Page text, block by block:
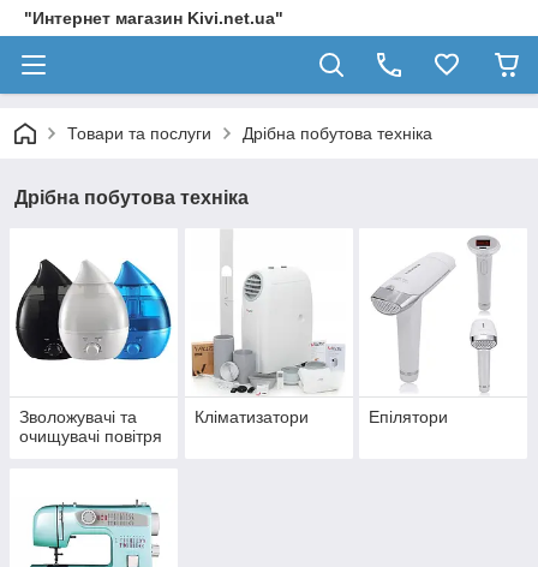
"Интернет магазин Kivi.net.ua"
Товари та послуги Дрібна побутова техніка
Дрібна побутова техніка
Зволожувачі та
очищувачі повітря
Кліматизатори Епілятори